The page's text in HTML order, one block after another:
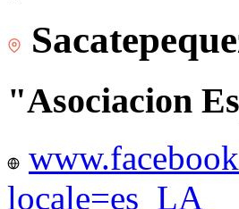
"Asociacion
locale=es_LA